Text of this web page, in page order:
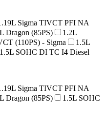
Sigma TIVCT PFI NA
Dragon (85PS)
1.2L
(110PS) - Sigma
1.5L
1.5L SOHC DI TC I4 Diesel
Sigma TIVCT PFI NA
Dragon (85PS)
1.5L SOHC